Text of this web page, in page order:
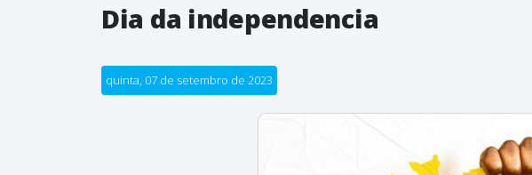
Dia da independencia
quinta, 07 de setembro de 2023